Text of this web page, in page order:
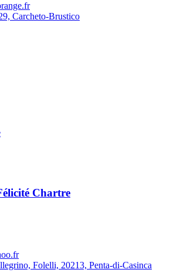
Carcheto-Brustico
Chartre
Folelli, 20213, Penta-di-Casinca